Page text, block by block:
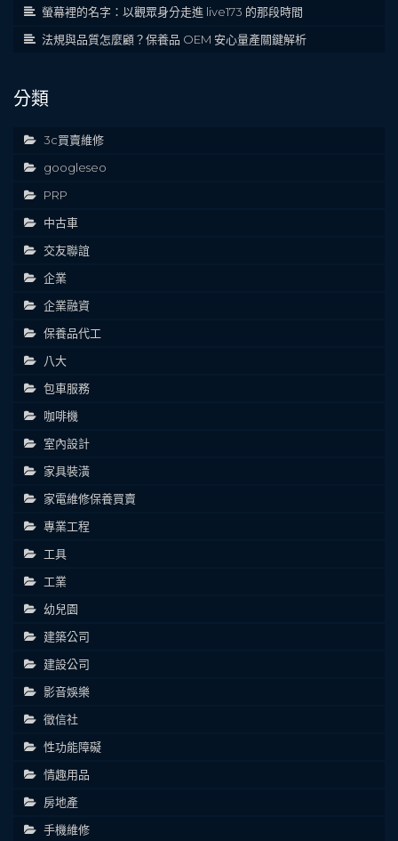
螢幕裡的名字：以觀眾身分走進 live173 的那段時間
法規與品質怎麼顧？保養品 OEM 安心量產關鍵解析
分類
3c買賣維修
googleseo
PRP
中古車
交友聯誼
企業
企業融資
保養品代工
八大
包車服務
咖啡機
室內設計
家具裝潢
家電維修保養買賣
專業工程
工具
工業
幼兒園
建築公司
建設公司
影音娛樂
徵信社
性功能障礙
情趣用品
房地產
手機維修